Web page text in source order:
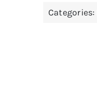
Categories: